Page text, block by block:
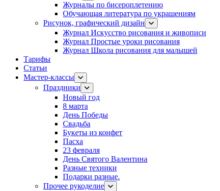
Журналы по бисероплетению
Обучающая литература по украшениям
Рисунок, графический дизайн
Журнал Искусство рисования и живописи
Журнал Простые уроки рисования
Журнал Школа рисования для малышей
Тарифы
Статьи
Мастер-классы
Праздники
Новый год
8 марта
День Победы
Свадьба
Букеты из конфет
Пасха
23 февраля
День Святого Валентина
Разные техники
Подарки разные.
Прочее рукоделие